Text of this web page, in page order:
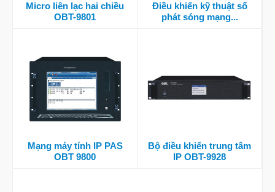
Micro liên lạc hai chiều
OBT-9801
Điều khiển kỹ thuật số
phát sóng mạng...
Mạng máy tính IP PAS
OBT 9800
Bộ điều khiển trung tâm
IP OBT-9928